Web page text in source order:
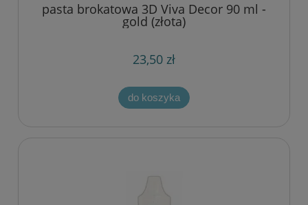
pasta brokatowa 3D Viva Decor 90 ml -
gold (złota)
23,50 zł
do koszyka